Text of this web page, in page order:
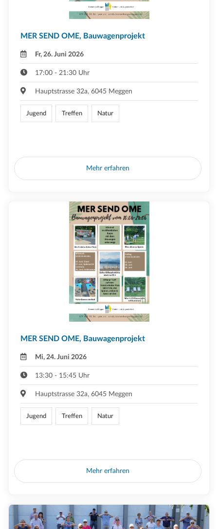
MER SEND OME, Bauwagenprojekt
Fr, 26. Juni 2026
17:00 - 21:30 Uhr
Hauptstrasse 32a, 6045 Meggen
Jugend Treffen Natur
Mehr erfahren
MER SEND OME, Bauwagenprojekt
Mi, 24. Juni 2026
13:30 - 15:45 Uhr
Hauptstrasse 32a, 6045 Meggen
Jugend Treffen Natur
Mehr erfahren